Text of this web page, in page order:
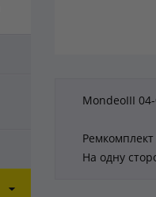
MondeoIII
На одну